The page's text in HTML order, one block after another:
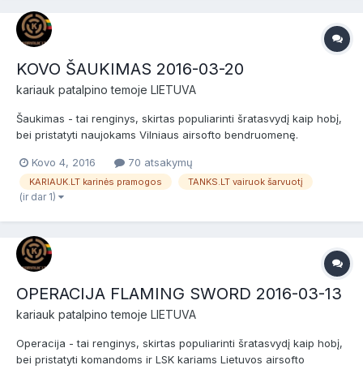
KOVO ŠAUKIMAS 2016-03-20
kariauk patalpino temoje LIETUVA
Šaukimas - tai renginys, skirtas populiarinti šratasvydį kaip hobį,
bei pristatyti naujokams Vilniaus airsofto bendruomenę.
žaidėjams bei airsofto komandoms. Prieš žaidimą bus NEMOKAMI
dviejų valandų baziniai kariniai mokymai, po jų žaidimas....
Kovo 4, 2016 70 atsakymų
KARIAUK.LT karinės pramogos TANKS.LT vairuok šarvuotį
(ir dar 1)
OPERACIJA FLAMING SWORD 2016-03-13
kariauk patalpino temoje LIETUVA
Operacija - tai renginys, skirtas populiarinti šratasvydį kaip hobį,
bei pristatyti komandoms ir LSK kariams Lietuvos airsofto